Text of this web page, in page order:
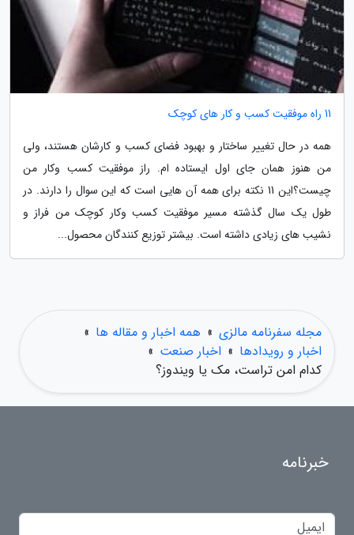
11 راه موفقیت کسب و کار های کوچک
همه در حال تغییر ساختار و بهبود فضای کسب و کارشان هستند، ولی
من هنوز همان جای اول ایستاده ام. راز موفقیت کسب وکار من
چیست؟این 11 نکته برای همه آن هایی است که این سوال را دارند. در
طول یک سال گذشته مسیر موفقیت کسب وکار کوچک من فراز و
نشیب های زیادی داشته است. بیشتر توزیع کنندگان محصول...
مجله سفرنامه مالزی » همه اخبار و مقاله ها »
اخبار و رویدادها » اخبار صنعت »
کدام امن تراست، مک یا ویندوز؟
خبرنامه